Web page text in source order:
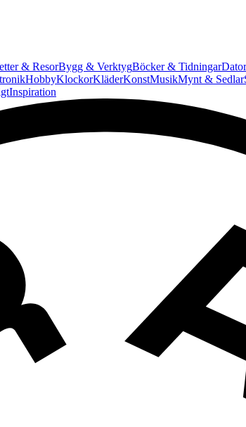
& ResorBygg & VerktygBöcker & Tidningar
HobbyKlockorKläderKonstMusikMynt & Sedlar
Inspiration